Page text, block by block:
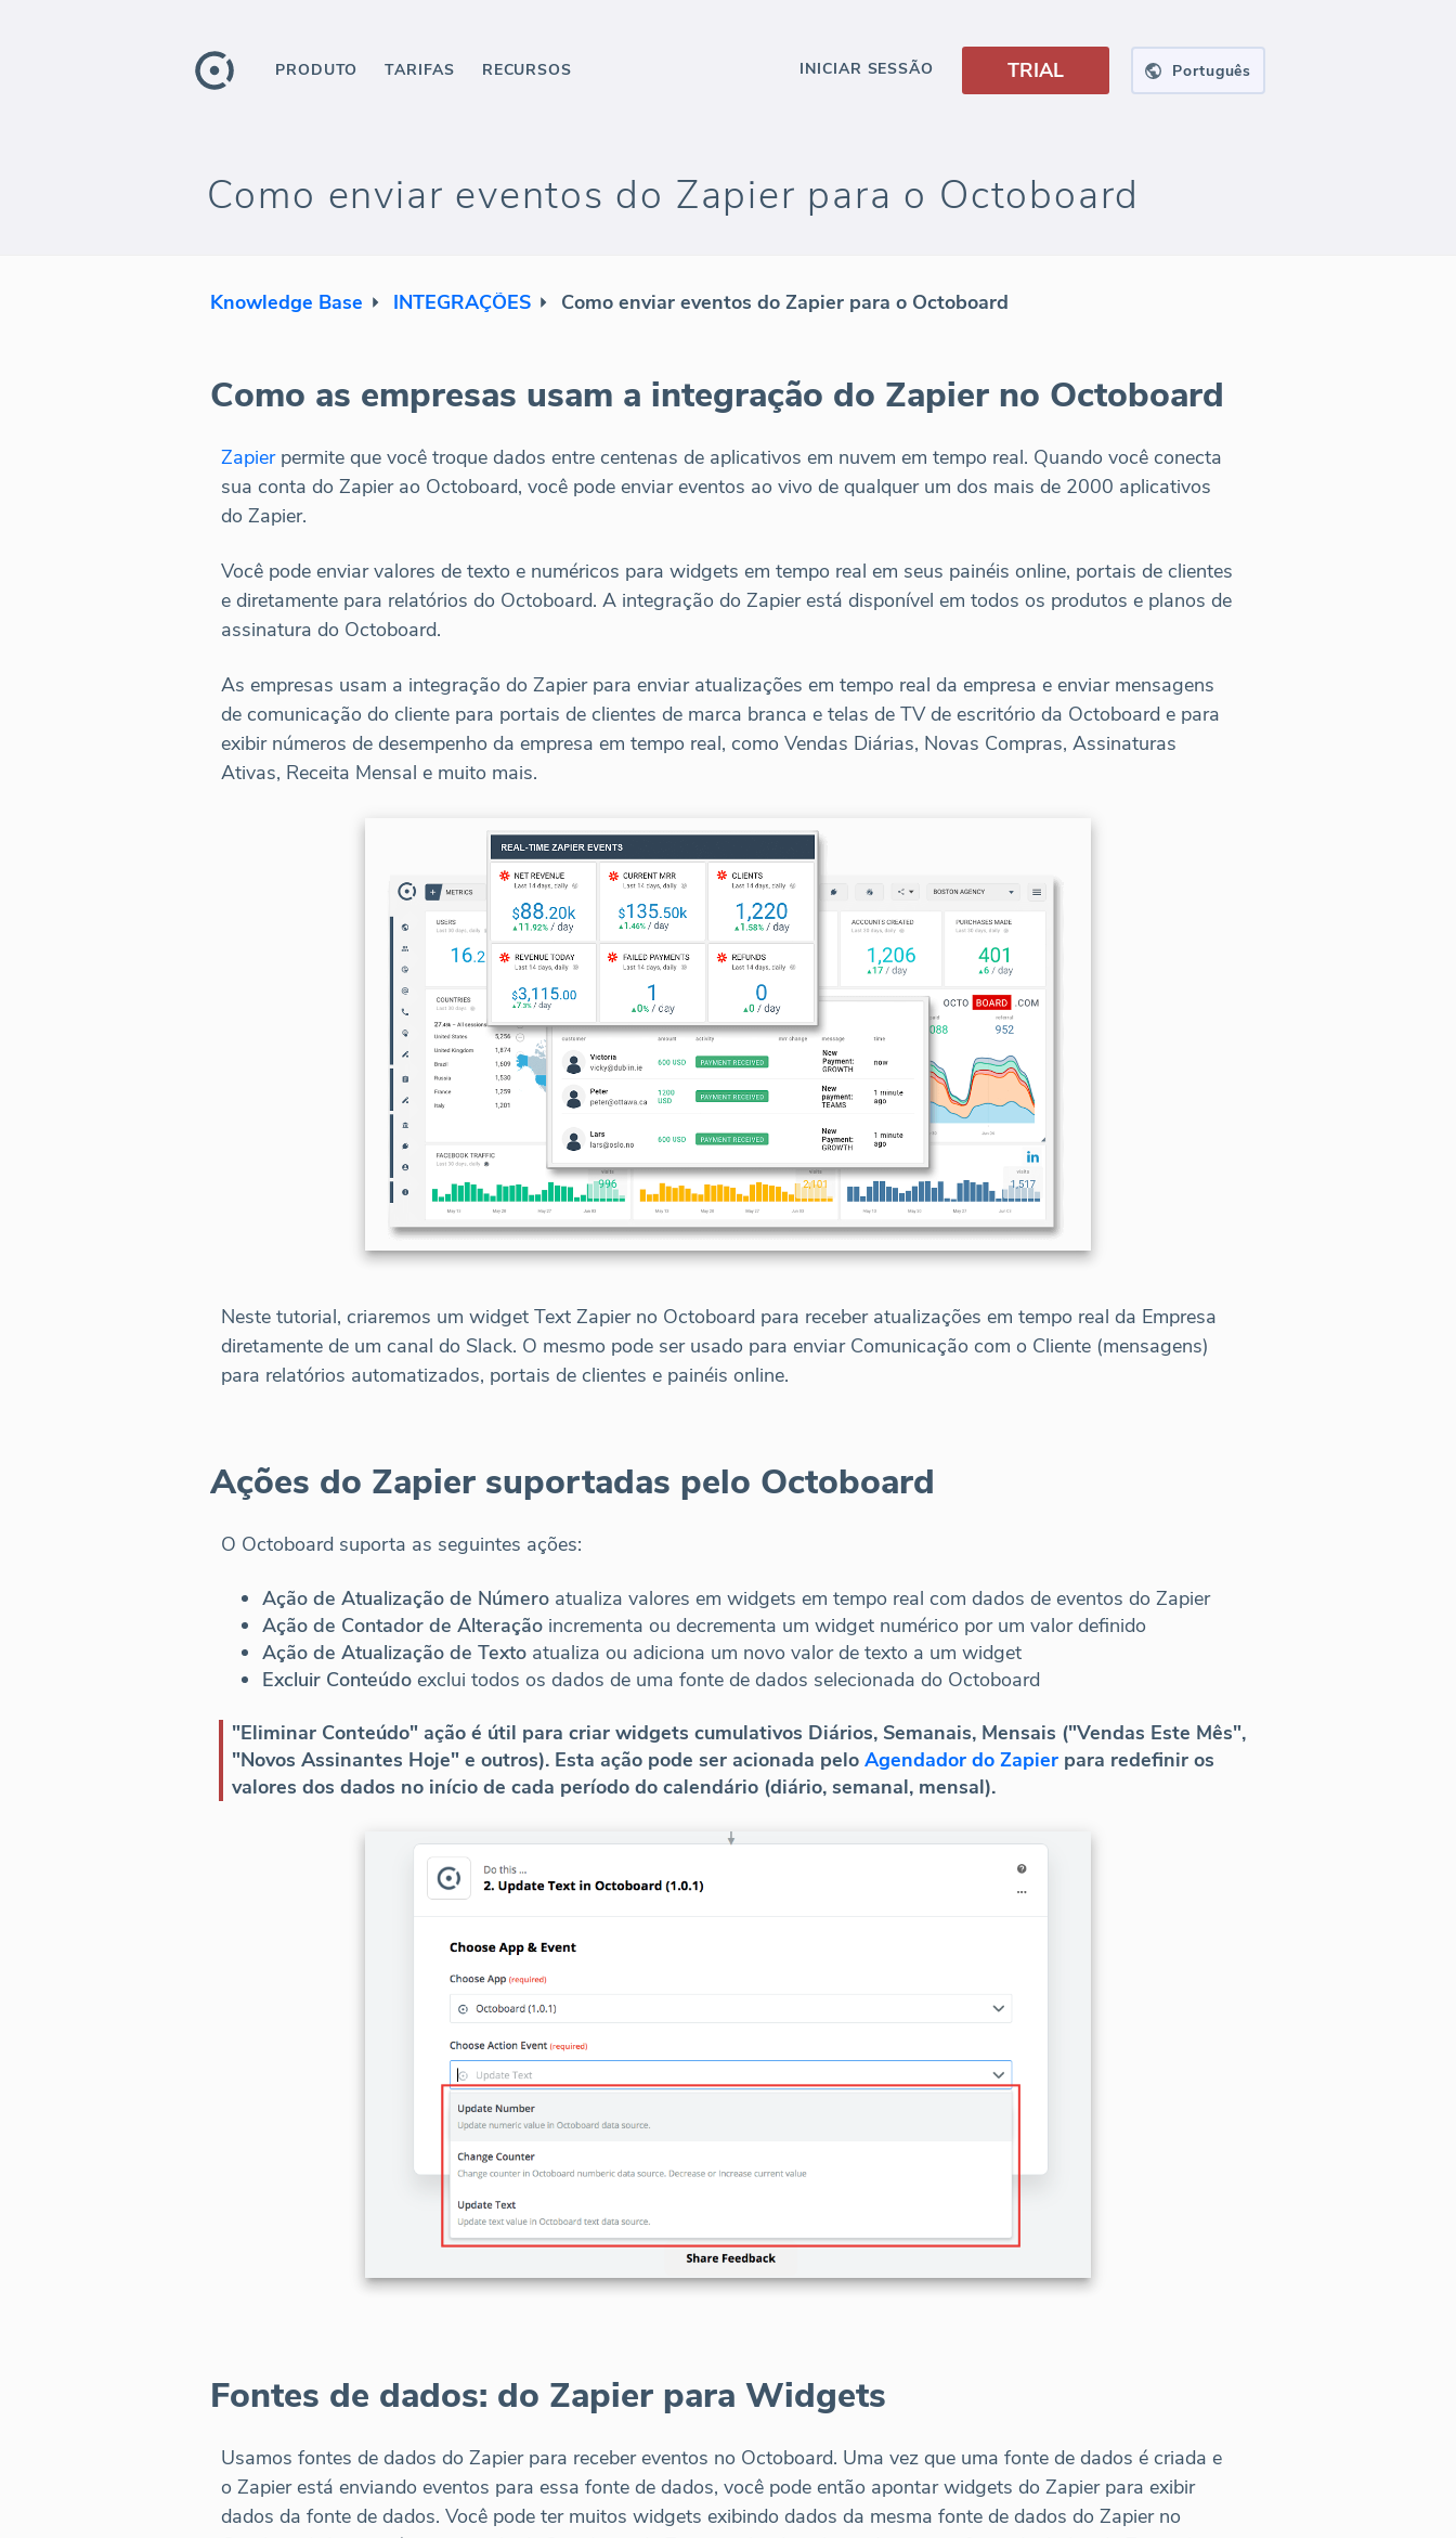
PRODUTO TARIFAS RECURSOS INICIAR SESSÃO TRIAL Português
Como enviar eventos do Zapier para o Octoboard
Knowledge Base INTEGRAÇÕES Como enviar eventos do Zapier para o Octoboard
Como as empresas usam a integração do Zapier no Octoboard
Zapierpermite que você troque dados entre centenas de aplicativos em nuvem em tempo real. Quando você conecta
sua conta do Zapier ao Octoboard, você pode enviar eventos ao vivo de qualquer um dos mais de 2000 aplicativos
do Zapier.
Você pode enviar valores de texto e numéricos para widgets em tempo real em seus painéis online, portais de clientes
e diretamente para relatórios do Octoboard. A integração do Zapier está disponível em todos os produtos e planos de
assinatura do Octoboard.
As empresas usam a integração do Zapier para enviar atualizações em tempo real da empresa e enviar mensagens
de comunicação do cliente para portais de clientes de marca branca e telas de TV de escritório da Octoboard e para
exibir números de desempenho da empresa em tempo real, como Vendas Diárias, Novas Compras, Assinaturas
Ativas, Receita Mensal e muito mais.
Neste tutorial, criaremos um widget Text Zapier no Octoboard para receber atualizações em tempo real da Empresa
diretamente de um canal do Slack. O mesmo pode ser usado para enviar Comunicação com o Cliente (mensagens)
para relatórios automatizados, portais de clientes e painéis online.
Ações do Zapier suportadas pelo Octoboard
O Octoboard suporta as seguintes ações:
Ação de Atualização de Número atualiza valores em widgets em tempo real com dados de eventos do Zapier
Ação de Contador de Alteração incrementa ou decrementa um widget numérico por um valor definido
Ação de Atualização de Texto atualiza ou adiciona um novo valor de texto a um widget
Excluir Conteúdo exclui todos os dados de uma fonte de dados selecionada do Octoboard
"Eliminar Conteúdo" ação é útil para criar widgets cumulativos Diários, Semanais, Mensais ("Vendas Este Mês",
"Novos Assinantes Hoje" e outros). Esta ação pode ser acionada pelo Agendador do Zapier para redefinir os
valores dos dados no início de cada período do calendário (diário, semanal, mensal).
Fontes de dados: do Zapier para Widgets
Usamos fontes de dados do Zapier para receber eventos no Octoboard. Uma vez que uma fonte de dados é criada e
o Zapier está enviando eventos para essa fonte de dados, você pode então apontar widgets do Zapier para exibir
dados da fonte de dados. Você pode ter muitos widgets exibindo dados da mesma fonte de dados do Zapier no